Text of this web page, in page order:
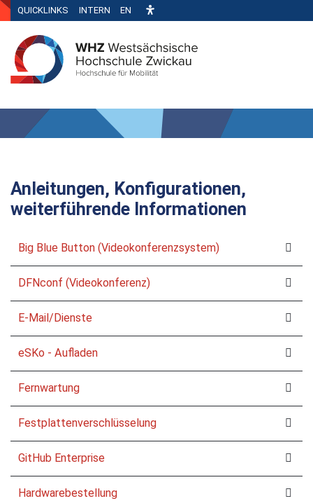
QUICKLINKS INTERN EN
Anleitungen, Konfigurationen,
weiterführende Informationen
Big Blue Button (Videokonferenzsystem)
DFNconf (Videokonferenz)
E-Mail/Dienste
eSKo - Aufladen
Fernwartung
Festplattenverschlüsselung
GitHub Enterprise
Hardwarebestellung